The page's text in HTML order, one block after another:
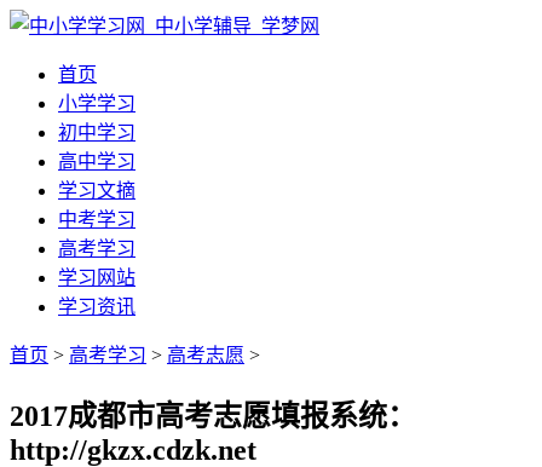
首页
小学学习
初中学习
高中学习
学习文摘
中考学习
高考学习
学习网站
学习资讯
首页 > 高考学习 > 高考志愿 >
2017成都市高考志愿填报系统：
http://gkzx.cdzk.net